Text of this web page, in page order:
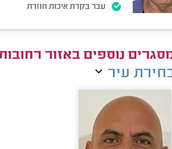
עבר בקרת איכות חוזרת
נוספים באזור
עיר